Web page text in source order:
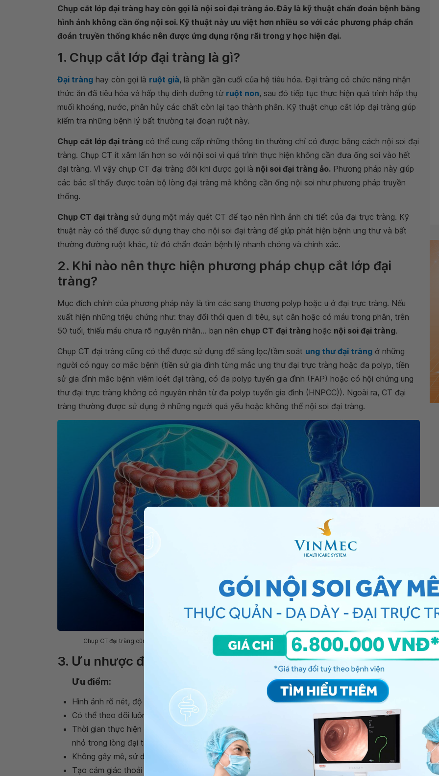
Chụp cắt lớp đại tràng hay còn gọi là nội soi đại tràng ảo. Đây là kỹ thuật chẩn đoán bệnh bằng
hình ảnh không cần ống nội soi. Kỹ thuật này ưu việt hơn nhiều so với các phương pháp chẩn
đoán truyền thống khác nên được ứng dụng rộng rãi trong y học hiện đại.
1. Chụp cắt lớp đại tràng là gì?
Đại tràng hay còn gọi là ruột già, là phần gần cuối của hệ tiêu hóa. Đại tràng có chức năng nhận
thức ăn đã tiêu hóa và hấp thụ dinh dưỡng từ ruột non, sau đó tiếp tục thực hiện quá trình hấp thụ
muối khoáng, nước, phân hủy các chất còn lại tạo thành phân. Kỹ thuật chụp cắt lớp đại tràng giúp
kiểm tra những bệnh lý bất thường tại đoạn ruột này.
Chụp cắt lớp đại tràng có thể cung cấp những thông tin thường chỉ có được bằng cách nội soi đại
tràng. Chụp CT ít xâm lấn hơn so với nội soi vì quá trình thực hiện không cần đưa ống soi vào hết
đại tràng. Vì vậy chụp CT đại tràng đôi khi được gọi là nội soi đại tràng ảo. Phương pháp này giúp
các bác sĩ thấy được toàn bộ lòng đại tràng mà không cần ống nội soi như phương pháp truyền
thống.
Chụp CT đại tràng sử dụng một máy quét CT để tạo nên hình ảnh chi tiết của đại trực tràng. Kỹ
thuật này có thể được sử dụng thay cho nội soi đại tràng để giúp phát hiện bệnh ung thư và bất
thường đường ruột khác, từ đó chẩn đoán bệnh lý nhanh chóng và chính xác.
2. Khi nào nên thực hiện phương pháp chụp cắt lớp đại
tràng?
Mục đích chính của phương pháp này là tìm các sang thương polyp hoặc u ở đại trực tràng. Nếu
xuất hiện những triệu chứng như: thay đổi thói quen đi tiêu, sụt cân hoặc có máu trong phân, trên
50 tuổi, thiếu máu chưa rõ nguyên nhân... bạn nên chụp CT đại tràng hoặc nội soi đại tràng.
Chụp CT đại tràng cũng có thể được sử dụng để sàng lọc/tầm soát ung thư đại tràng ở những
người có nguy cơ mắc bệnh (tiền sử gia đình từng mắc ung thư đại trực tràng hoặc đa polyp, tiền
sử gia đình mắc bệnh viêm loét đại tràng, có đa polyp tuyến gia đình (FAP) hoặc có hội chứng ung
thư đại trực tràng không có nguyên nhân từ đa polyp tuyến gia đình (HNPCC)). Ngoài ra, CT đại
tràng thường được sử dụng ở những người quá yếu hoặc không thể nội soi đại tràng.
Chụp CT đại tràng cũng được dùng để sàng lọc/tầm soát ung thư đại tràng ở những người có nguy cơ mắc bệnh
3. Ưu nhược điểm của phương pháp chụp cắt lớp đại tràng
Ưu điểm:
Hình ảnh rõ nét, độ phân giải cao hỗ trợ chẩn đoán, kết luận bệnh chính xác hơn.
Có thể theo dõi luôn các bộ phận như ruột non, thành ruột và các cơ quan trong ổ bụng.
Thời gian thực hiện ngắn, nhanh chóng, chính xác, phát hiện được các polyp có kích thước
nhỏ trong lòng đại tràng.
Không gây mê, sử dụng kỹ thuật ít xâm lấn vì không đưa ống nội soi vào cơ thể.
Tạo cảm giác thoải mái, ít lo lắng, không đau đớn và mức độ biến chứng rất thấp.